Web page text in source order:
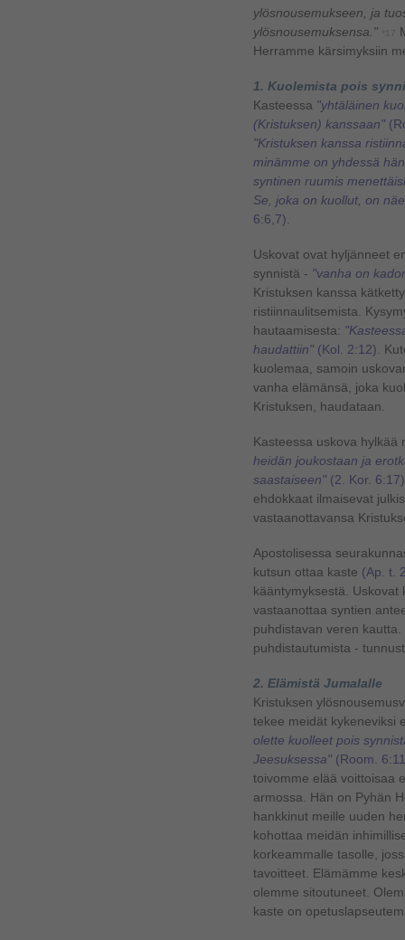
ylösnousemukseen, ja
ylösnousemuksensa."
Herramme kärsimyksiin
1. Kuolemista pois
Kasteessa "yhtäläinen
(Kristuksen) kanssaan"
"Kristuksen kanssa
minämme on yhdessä
syntinen ruumis
Se, joka on kuollut, on
6:6,7)
Uskovat ovat hyljänneet
synnistä - "vanha on
Kristuksen kanssa
ristiinnaulitsemista.
hautaamisesta:
haudattiin" (Kol. 2:12) .
kuolemaa, samoin
vanha elämänsä, joka
Kristuksen, haudataan.
Kasteessa uskova hylkää
heidän joukostaan ja
saastaiseen" (2. Kor. 6:17)
ehdokkaat ilmaisevat
vastaanottavansa
Apostolisessa
kutsun ottaa kaste (Ap. t.
kääntymyksestä.
vastaanottaa syntien
puhdistavan veren
puhdistautumista -
2. Elämistä Jumalalle
Kristuksen
tekee meidät kykeneviksi
olette kuolleet pois
Jeesuksessa" (Room.
toivomme elää voittoisaa
armossa. Hän on Pyhän
hankkinut meille uuden
kohottaa meidän
korkeammalle tasolle,
tavoitteet. Elämämme
olemme sitoutuneet.
kaste on